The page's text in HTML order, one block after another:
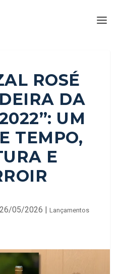
ROSÉ
DA
UM
TEMPO,
E
26/05/2026 | Lançamentos